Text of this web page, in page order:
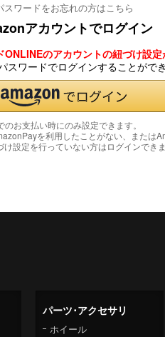
スワードをお忘れの方はこちら
アカウントでログイン
のアカウントの紐づけ設
スワードでログインすることができ
お支払い時にのみ設定できます。
を利用したことがない、または
設定を行っていない方はログインでき
パーツ･アクセサリ
ホイール